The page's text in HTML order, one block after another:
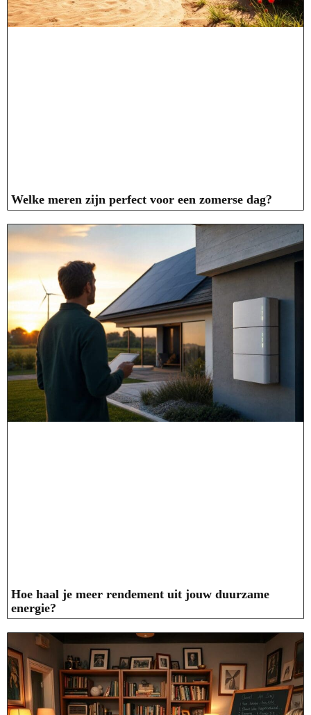
Welke meren zijn perfect voor een zomerse dag?
Hoe haal je meer rendement uit jouw duurzame
energie?